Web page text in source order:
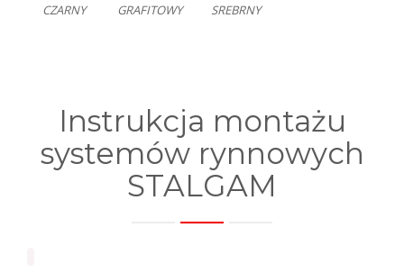
CZARNY GRAFITOWY SREBRNY
Instrukcja montażu
systemów rynnowych
STALGAM